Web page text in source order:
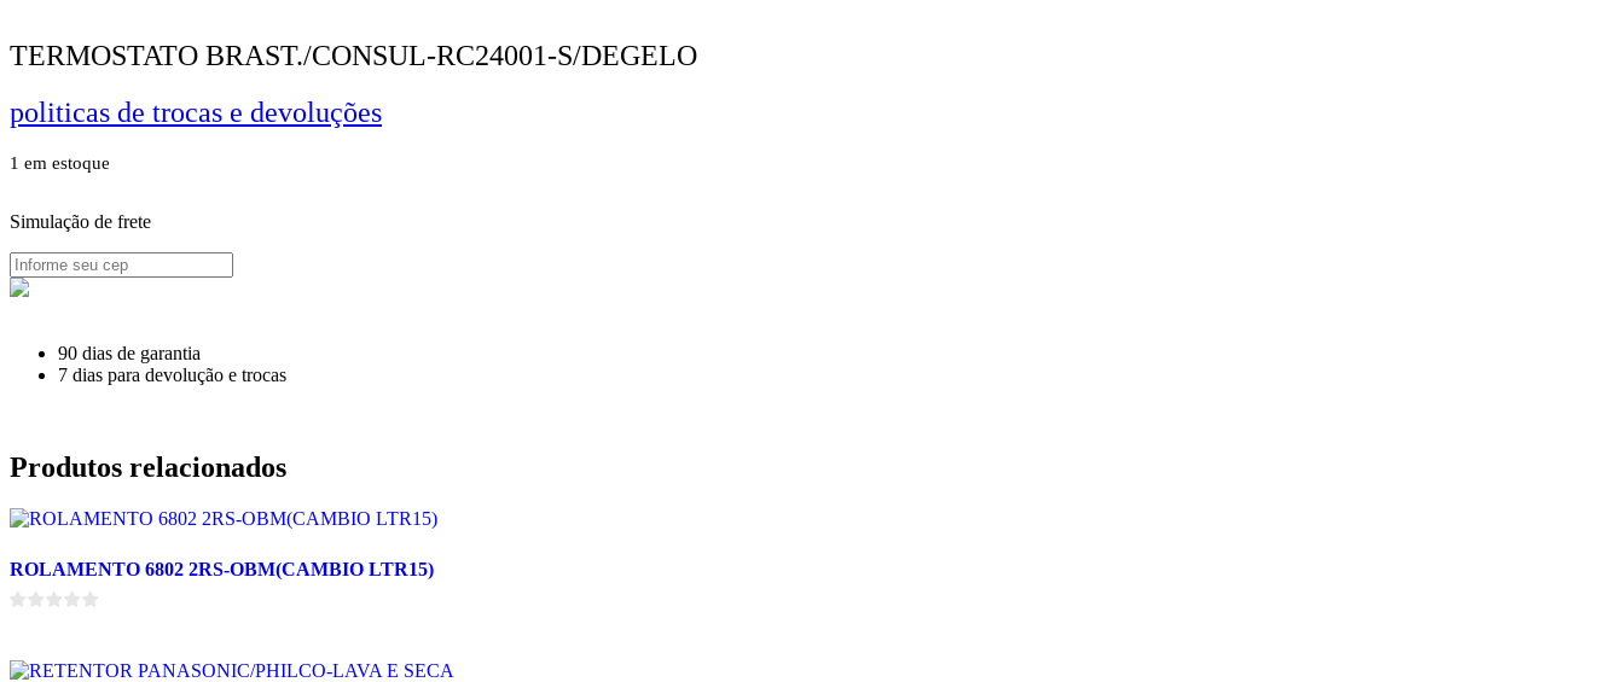
TERMOSTATO BRAST./CONSUL-RC24001-S/DEGELO
politicas de trocas e devoluções
1 em estoque
Simulação de frete
RC24001-
S/DEGELO
90 dias de garantia
7 dias para devolução e trocas
Produtos relacionados
ROLAMENTO 6802 2RS-OBM(CAMBIO LTR15)